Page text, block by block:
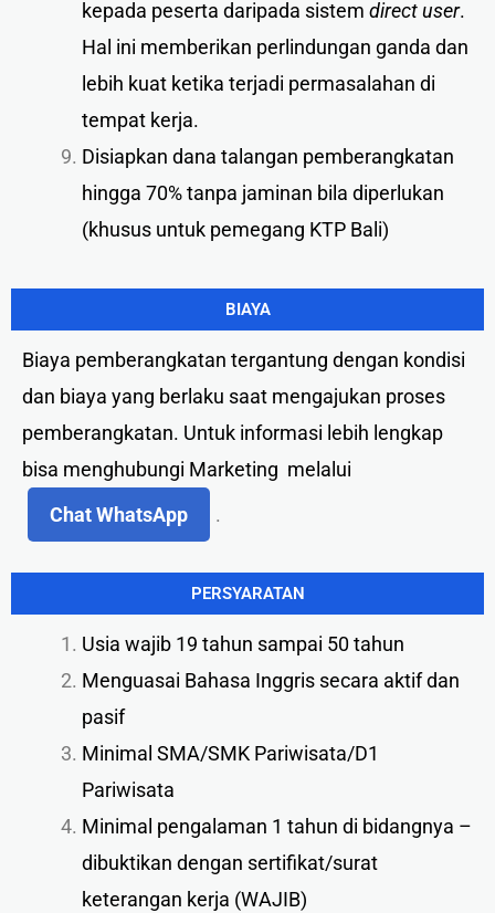
kepada peserta daripada sistem direct user.
Hal ini memberikan perlindungan ganda dan
lebih kuat ketika terjadi permasalahan di
tempat kerja.
Disiapkan dana talangan pemberangkatan
hingga 70% tanpa jaminan bila diperlukan
(khusus untuk pemegang KTP Bali)
BIAYA
Biaya pemberangkatan tergantung dengan kondisi
dan biaya yang berlaku saat mengajukan proses
pemberangkatan. Untuk informasi lebih lengkap
bisa menghubungi Marketing melalui
Chat WhatsApp
.
PERSYARATAN
Usia wajib 19 tahun sampai 50 tahun
Menguasai Bahasa Inggris secara aktif dan
pasif
Minimal SMA/SMK Pariwisata/D1
Pariwisata
Minimal pengalaman 1 tahun di bidangnya –
dibuktikan dengan sertifikat/surat
keterangan kerja (WAJIB)